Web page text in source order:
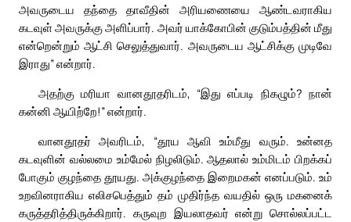
அவருடைய தந்தை தாவீதின் அரியணையை ஆண்டவராகிய
கடவுள் அவருக்கு அளிப்பார். அவர் யாக்கோபின் குடும்பத்தின் மீது
என்றென்றும் ஆட்சி செலுத்துவார். அவருடைய ஆட்சிக்கு முடிவே
இராது” என்றார்.
அதற்கு மரியா வானதூதரிடம், “இது எப்படி நிகழும்? நான்
கன்னி ஆயிற்றே!” என்றார்.
வானதூதர் அவரிடம், “தூய ஆவி உம்மீது வரும். உன்னத
கடவுளின் வல்லமை உம்மேல் நிழலிடும். ஆதலால் உம்மிடம் பிறக்கப்
போகும் குழந்தை தூயது. அக்குழந்தை இறைமகன் எனப்படும். உம்
உறவினராகிய எலிசபெத்தும் தம் முதிர்ந்த வயதில் ஒரு மகனைக்
கருத்தரித்திருக்கிறார். கருவுற இயலாதவர் என்று சொல்லப்பட்ட